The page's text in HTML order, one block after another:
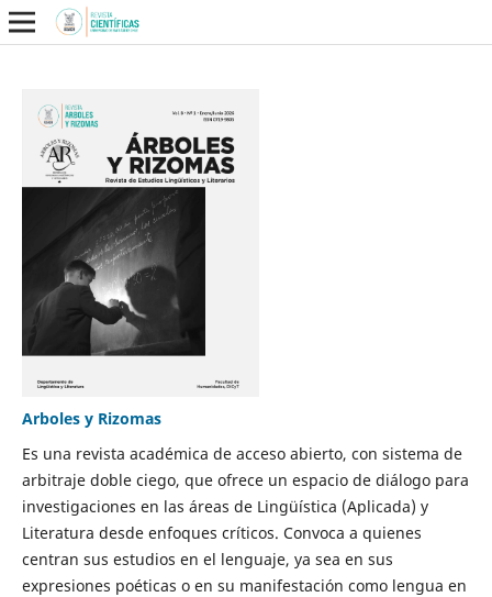
Arboles y Rizomas
Es una revista académica de acceso abierto, con sistema de
arbitraje doble ciego, que ofrece un espacio de diálogo para
investigaciones en las áreas de Lingüística (Aplicada) y
Literatura desde enfoques críticos. Convoca a quienes
centran sus estudios en el lenguaje, ya sea en sus
expresiones poéticas o en su manifestación como lengua en